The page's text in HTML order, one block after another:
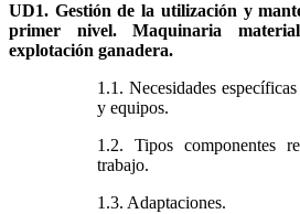
UD1. Gestión de la utilización y
primer nivel. Maquinaria
explotación ganadera.
1.1. Necesidades
y equipos.
1.2. Tipos componentes
trabajo.
1.3. Adaptaciones.